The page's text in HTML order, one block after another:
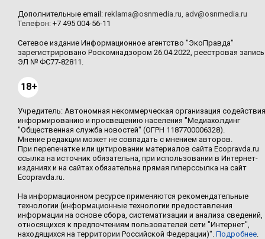
Дополнительные email: reklama@osnmedia.ru, adv@osnmedia.ru
Телефон: +7 495 004-56-11
Сетевое издание Информационное агентство "ЭкоПравда"
зарегистрировано Роскомнадзором 26.04.2022, реестровая запись
ЭЛ № ФС77-82811.
18+
Учредитель: Автономная некоммерческая организация содействия
информированию и просвещению населения "Медиахолдинг
"Общественная служба новостей" (ОГРН 1187700006328).
Мнение редакции может не совпадать с мнением авторов.
При перепечатке или цитировании материалов сайта Ecopravda.ru
ссылка на источник обязательна, при использовании в Интернет-
изданиях и на сайтах обязательна прямая гиперссылка на сайт
Ecopravda.ru.
На информационном ресурсе применяются рекомендательные
технологии (информационные технологии предоставления
информации на основе сбора, систематизации и анализа сведений,
относящихся к предпочтениям пользователей сети "Интернет",
находящихся на территории Российской Федерации)". Подробнее.